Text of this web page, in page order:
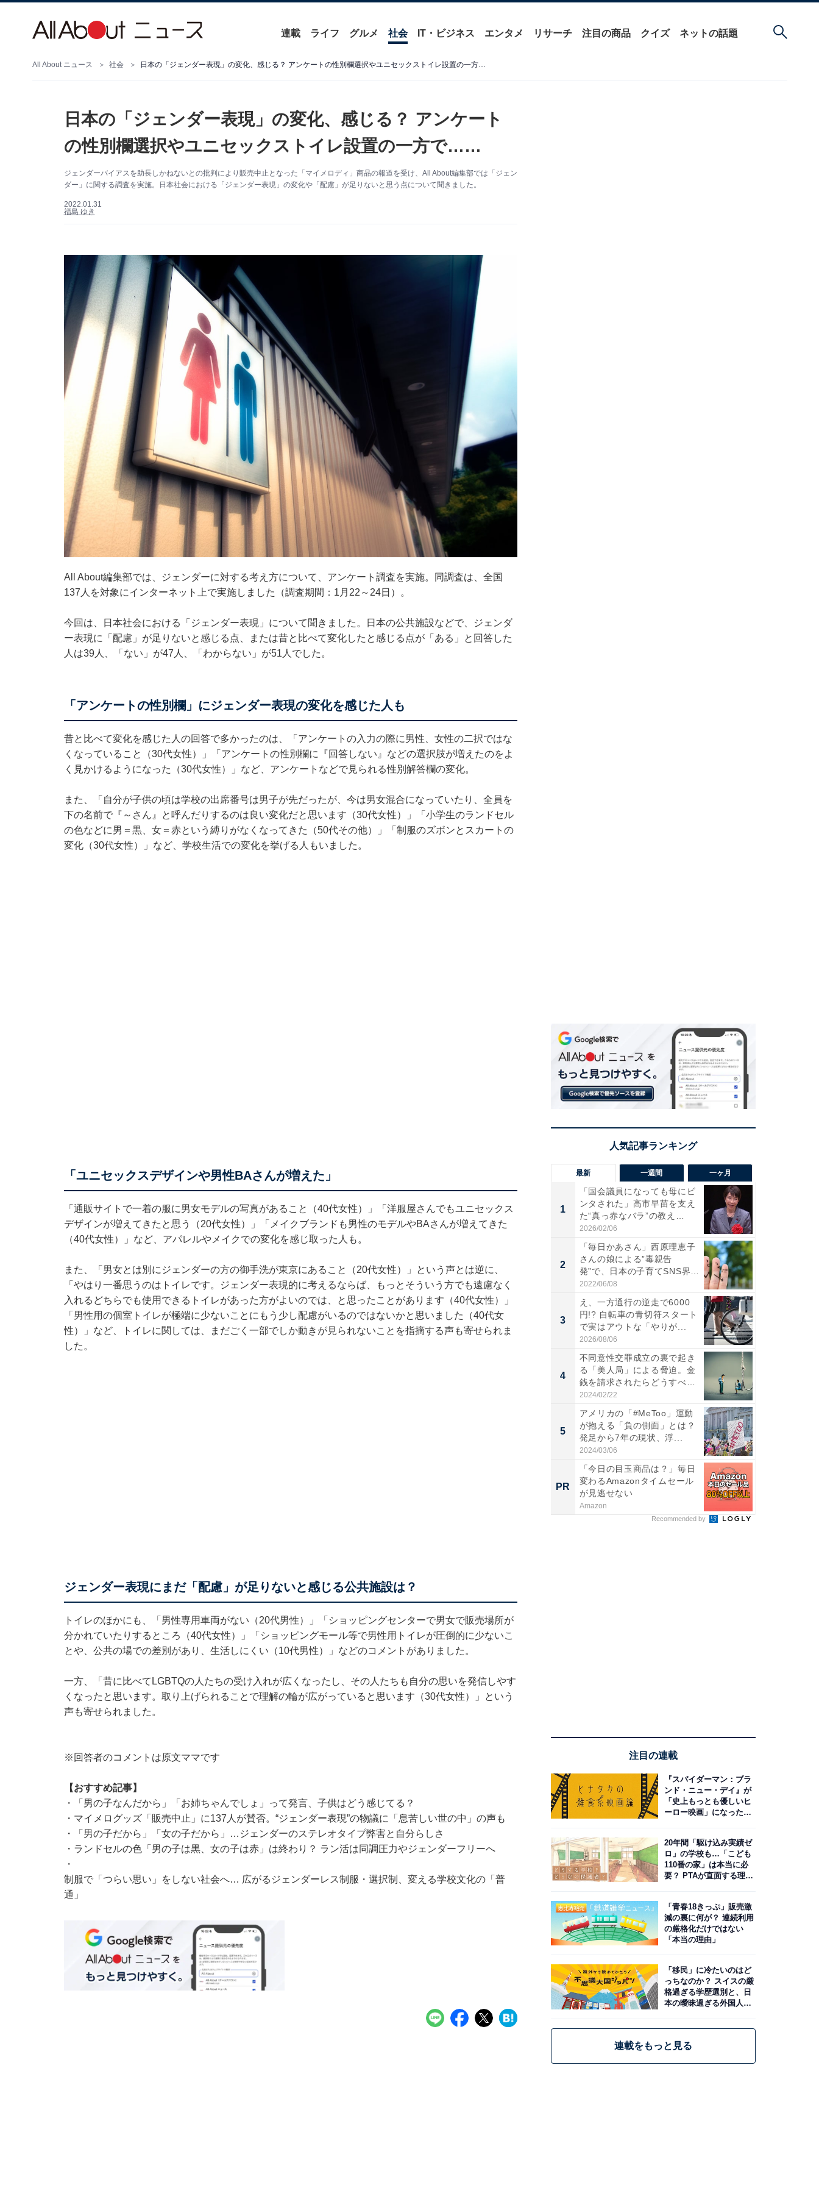
連載 ライフ グルメ 社会 IT・ビジネス エンタメ リサーチ 注目の商品 クイズ ネットの話題
All About ニュース 社会 日本の「ジェンダー表現」の変化、感じる？ アンケートの性別欄選択やユニセックストイレ設置の一方で……
日本の「ジェンダー表現」の変化、感じる？ アンケート
の性別欄選択やユニセックストイレ設置の一方で……
ジェンダーバイアスを助長しかねないとの批判により販売中止となった「マイメロディ」商品の報道を受け、All About編集部では「ジェン
ダー」に関する調査を実施。日本社会における「ジェンダー表現」の変化や「配慮」が足りないと思う点について聞きました。
2022.01.31
福島 ゆき
All About編集部では、ジェンダーに対する考え方について、アンケート調査を実施。同調査は、全国
137人を対象にインターネット上で実施しました（調査期間：1月22～24日）。
今回は、日本社会における「ジェンダー表現」について聞きました。日本の公共施設などで、ジェンダ
ー表現に「配慮」が足りないと感じる点、または昔と比べて変化したと感じる点が「ある」と回答した
人は39人、「ない」が47人、「わからない」が51人でした。
「アンケートの性別欄」にジェンダー表現の変化を感じた人も
昔と比べて変化を感じた人の回答で多かったのは、「アンケートの入力の際に男性、女性の二択ではな
くなっていること（30代女性）」「アンケートの性別欄に『回答しない』などの選択肢が増えたのをよ
く見かけるようになった（30代女性）」など、アンケートなどで見られる性別解答欄の変化。
また、「自分が子供の頃は学校の出席番号は男子が先だったが、今は男女混合になっていたり、全員を
下の名前で『～さん』と呼んだりするのは良い変化だと思います（30代女性）」「小学生のランドセル
の色などに男＝黒、女＝赤という縛りがなくなってきた（50代その他）」「制服のズボンとスカートの
変化（30代女性）」など、学校生活での変化を挙げる人もいました。
「ユニセックスデザインや男性BAさんが増えた」
「通販サイトで一着の服に男女モデルの写真があること（40代女性）」「洋服屋さんでもユニセックス
デザインが増えてきたと思う（20代女性）」「メイクブランドも男性のモデルやBAさんが増えてきた
（40代女性）」など、アパレルやメイクでの変化を感じ取った人も。
また、「男女とは別にジェンダーの方の御手洗が東京にあること（20代女性）」という声とは逆に、
「やはり一番思うのはトイレです。ジェンダー表現的に考えるならば、もっとそういう方でも遠慮なく
入れるどちらでも使用できるトイレがあった方がよいのでは、と思ったことがあります（40代女性）」
「男性用の個室トイレが極端に少ないことにもう少し配慮がいるのではないかと思いました（40代女
性）」など、トイレに関しては、まだごく一部でしか動きが見られないことを指摘する声も寄せられま
した。
ジェンダー表現にまだ「配慮」が足りないと感じる公共施設は？
トイレのほかにも、「男性専用車両がない（20代男性）」「ショッピングセンターで男女で販売場所が
分かれていたりするところ（40代女性）」「ショッピングモール等で男性用トイレが圧倒的に少ないこ
とや、公共の場での差別があり、生活しにくい（10代男性）」などのコメントがありました。
一方、「昔に比べてLGBTQの人たちの受け入れが広くなったし、その人たちも自分の思いを発信しやす
くなったと思います。取り上げられることで理解の輪が広がっていると思います（30代女性）」という
声も寄せられました。
※回答者のコメントは原文ママです
【おすすめ記事】
・
「男の子なんだから」「お姉ちゃんでしょ」って発言、子供はどう感じてる？
・ マイメログッズ「販売中止」に137人が賛否。“ジェンダー表現”の物議に「息苦しい世の中」の声も
・
「男の子だから」「女の子だから」…ジェンダーのステレオタイプ弊害と自分らしさ
・ ランドセルの色「男の子は黒、女の子は赤」は終わり？ ラン活は同調圧力やジェンダーフリーへ
・
制服で「つらい思い」をしない社会へ… 広がるジェンダーレス制服・選択制、変える学校文化の「普
通」
最新 一週間 一ヶ月
1
「国会議員になっても母にビ
ンタされた」高市早苗を支え
た“真っ赤なバラ”の教え
と、...
2026/02/06
2
「毎日かあさん」西原理恵子
さんの娘による”毒親告
発”で、日本の子育てSNS界隈
が...
2022/06/08
3
え、一方通行の逆走で6000
円!? 自転車の青切符スタート
で実はアウトな「やりが...
2026/08/06
4
不同意性交罪成立の裏で起き
る「美人局」による脅迫。金
銭を請求されたらどうすべ
き？...
2024/02/22
5
アメリカの「#MeToo」運動
が抱える「負の側面」とは？
発足から7年の現状、浮...
2024/03/06
PR
「今日の目玉商品は？」毎日
変わるAmazonタイムセール
が見逃せない
Amazon
Recommended by
注目の連載
『スパイダーマン：ブラ
ンド・ニュー・デイ』が
「史上もっとも優しいヒ
ーロー映画」になった理
20年間「駆け込み実績ゼ
ロ」の学校も…「こども
110番の家」は本当に必
要？ PTAが直面する理想
「青春18きっぷ」販売激
減の裏に何が？ 連続利用
の厳格化だけではない
「本当の理由」
「移民」に冷たいのはど
っちなのか？ スイスの厳
格過ぎる学歴選別と、日
本の曖昧過ぎる外国人政
連載をもっと見る